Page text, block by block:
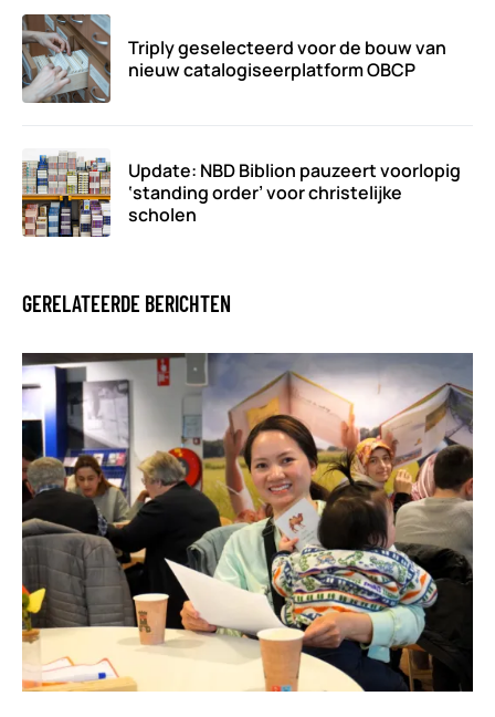
Triply geselecteerd voor de bouw van
nieuw catalogiseerplatform OBCP
Update: NBD Biblion pauzeert voorlopig
‘standing order’ voor christelijke
scholen
GERELATEERDE BERICHTEN